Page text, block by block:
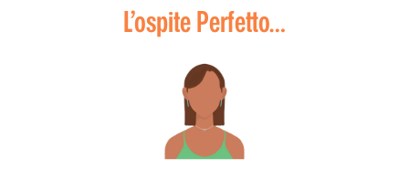
L’ospite Perfetto…